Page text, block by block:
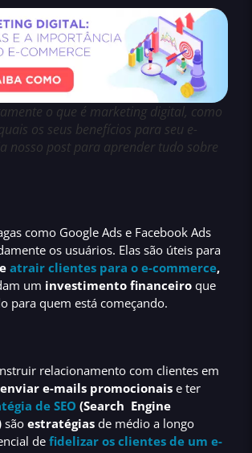
o que é marketing digital, como
os seus benefícios para seu e-
nosso post para aprender tudo sobre
como Google Ads e Facebook Ads
os usuários. Elas são úteis para
atrair clientes para o e-commerce,
um investimento financeiro que
para quem está começando.
relacionamento com clientes em
e-mails promocionais e ter
de SEO (Search Engine
são estratégias de médio a longo
de fidelizar os clientes de um e-